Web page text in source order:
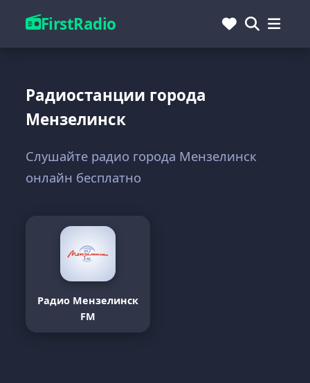
FirstRadio
Радиостанции города
Мензелинск
Слушайте радио города Мензелинск
онлайн бесплатно
Радио Мензелинск
FM